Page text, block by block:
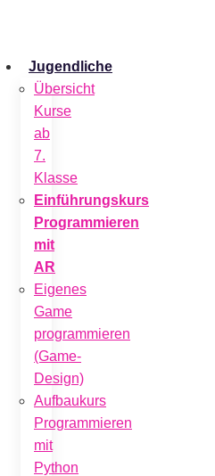
Jugendliche
Übersicht
Kurse
ab
7.
Klasse
Einführungskurs
Programmieren
mit
AR
Eigenes
Game
programmieren
(Game-
Design)
Aufbaukurs
Programmieren
mit
Python